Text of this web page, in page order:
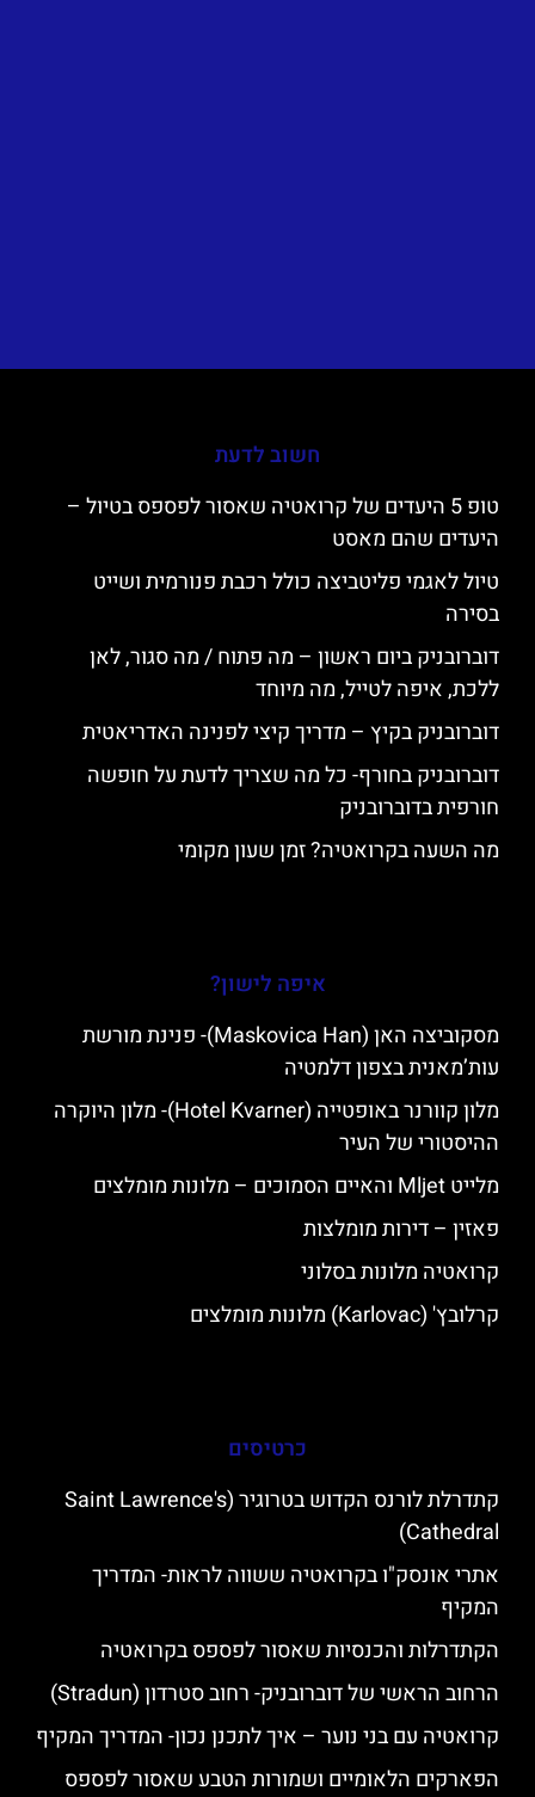
חשוב לדעת
טופ 5 היעדים של קרואטיה שאסור לפספס בטיול –
היעדים שהם מאסט
טיול לאגמי פליטביצה כולל רכבת פנורמית ושייט
בסירה
דוברובניק ביום ראשון – מה פתוח / מה סגור, לאן
ללכת, איפה לטייל, מה מיוחד
דוברובניק בקיץ – מדריך קיצי לפנינה האדריאטית
דוברובניק בחורף- כל מה שצריך לדעת על חופשה
חורפית בדוברובניק
מה השעה בקרואטיה? זמן שעון מקומי
איפה לישון?
מסקוביצה האן (Maskovica Han)- פנינת מורשת
עות’מאנית בצפון דלמטיה
מלון קוורנר באופטייה (Hotel Kvarner)- מלון היוקרה
ההיסטורי של העיר
מלייט Mljet והאיים הסמוכים – מלונות מומלצים
פאזין – דירות מומלצות
קרואטיה מלונות בסלוני
קרלובץ' (Karlovac) מלונות מומלצים
כרטיסים
קתדרלת לורנס הקדוש בטרוגיר (Saint Lawrence's
Cathedral)
אתרי אונסק"ו בקרואטיה ששווה לראות- המדריך
המקיף
הקתדרלות והכנסיות שאסור לפספס בקרואטיה
הרחוב הראשי של דוברובניק- רחוב סטרדון (Stradun)
קרואטיה עם בני נוער – איך לתכנן נכון- המדריך המקיף
הפארקים הלאומיים ושמורות הטבע שאסור לפספס